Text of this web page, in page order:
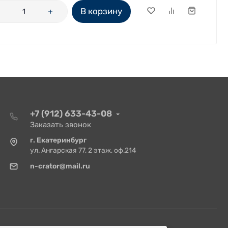
В корзину
+7 (912) 633-43-08
Заказать звонок
г. Екатеринбург
ул. Ангарская 77, 2 этаж, оф.214
n-crator@mail.ru